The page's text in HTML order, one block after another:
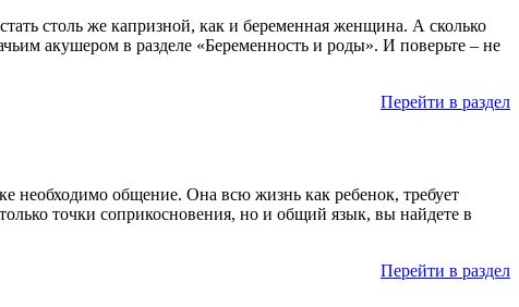
столь же капризной, как и беременная женщина. А сколько
акушером в разделе «Беременность и роды». И поверьте – не
Перейти в раздел
необходимо общение. Она всю жизнь как ребенок, требует
точки соприкосновения, но и общий язык, вы найдете в
Перейти в раздел